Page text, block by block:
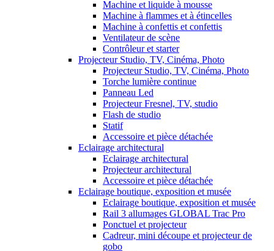
Machine et liquide à mousse
Machine à flammes et à étincelles
Machine à confettis et confettis
Ventilateur de scène
Contrôleur et starter
Projecteur Studio, TV, Cinéma, Photo
Projecteur Studio, TV, Cinéma, Photo
Torche lumière continue
Panneau Led
Projecteur Fresnel, TV, studio
Flash de studio
Statif
Accessoire et pièce détachée
Eclairage architectural
Eclairage architectural
Projecteur architectural
Accessoire et pièce détachée
Eclairage boutique, exposition et musée
Eclairage boutique, exposition et musée
Rail 3 allumages GLOBAL Trac Pro
Ponctuel et projecteur
Cadreur, mini découpe et projecteur de
gobo